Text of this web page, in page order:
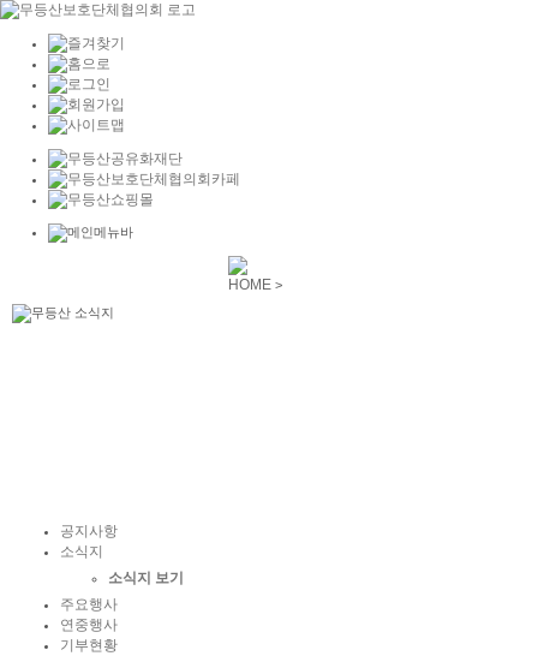
공지사항
소식지
소식지 보기
주요행사
연중행사
기부현황
HOME >